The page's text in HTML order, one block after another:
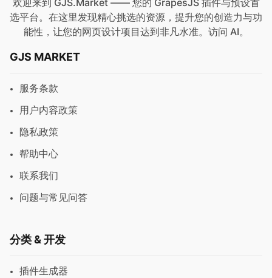
欢迎来到 GJS.Market —— 您的 GrapesJS 插件与预设首
选平台。在这里发现精心挑选的资源，提升您的创造力与功
能性，让您的网页设计项目达到非凡水准。访问 AI。
GJS MARKET
服务条款
用户内容政策
隐私政策
帮助中心
联系我们
问题与常见问答
分类 & 开发
插件生成器